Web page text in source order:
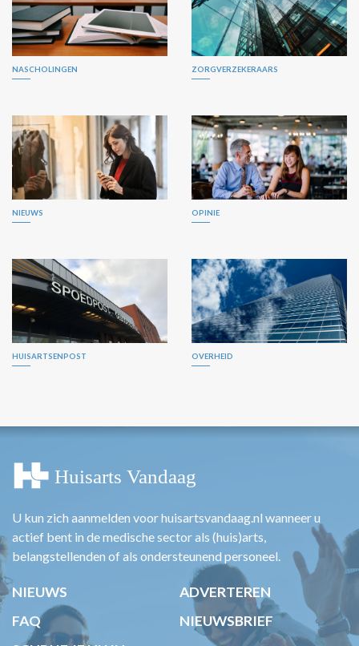
NASCHOLINGEN ZORGVERZEKERAARS
NIEUWS OPINIE
HUISARTSENPOST OVERHEID
U kun zich aanmelden voor huisartsvandaag.nl wanneer u
actief bent in de medische sector als (huis)arts,
belangstellenden of als ondersteunend personeel.
NIEUWS
ADVERTEREN
FAQ
NIEUWSBRIEF